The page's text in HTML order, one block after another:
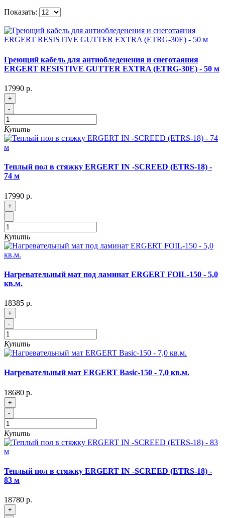
Показать:
Греющий кабель для антиобледенения и снеготаяния
ERGERT RESISTIVE GUTTER EXTRA (ETRG-30E) - 50 м
17990 р.
+
-
Купить
Теплый пол в стяжку ERGERT IN -SCREED (ETRS-18) -
74 м
17990 р.
+
-
Купить
Нагревательный мат под ламинат ERGERT FOIL-150 - 5,0
кв.м.
18385 р.
+
-
Купить
Нагревательный мат ERGERT Basic-150 - 7,0 кв.м.
18680 р.
+
-
Купить
Теплый пол в стяжку ERGERT IN -SCREED (ETRS-18) -
83 м
18780 р.
+